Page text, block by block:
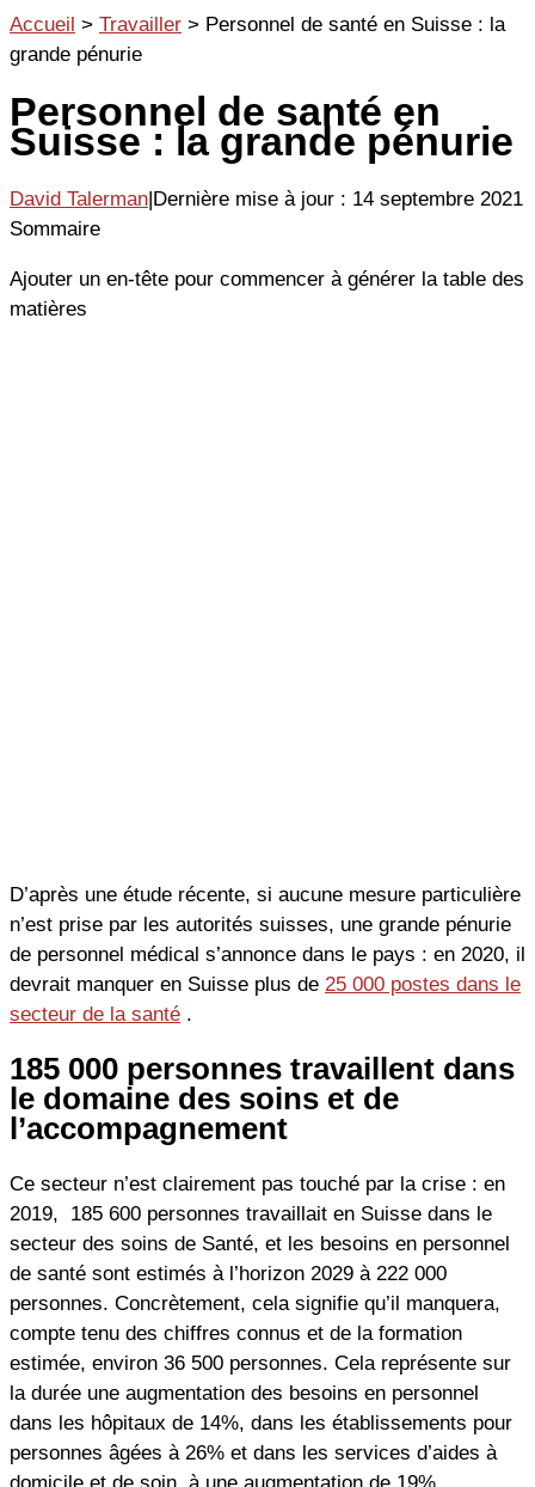
Aller
au
Accueil > Travailler > Personnel de santé en Suisse : la
grande pénurie
Personnel de santé en
Suisse : la grande pénurie
David Talerman|Dernière mise à jour : 14 septembre 2021
Sommaire
Ajouter un en-tête pour commencer à générer la table des
matières
D’après une étude récente, si aucune mesure particulière
n’est prise par les autorités suisses, une grande pénurie
de personnel médical s’annonce dans le pays : en 2020, il
devrait manquer en Suisse plus de 25 000 postes dans le
secteur de la santé .
185 000 personnes travaillent dans
le domaine des soins et de
l’accompagnement
Ce secteur n’est clairement pas touché par la crise : en
2019, 185 600 personnes travaillait en Suisse dans le
secteur des soins de Santé, et les besoins en personnel
de santé sont estimés à l’horizon 2029 à 222 000
personnes. Concrètement, cela signifie qu’il manquera,
compte tenu des chiffres connus et de la formation
estimée, environ 36 500 personnes. Cela représente sur
la durée une augmentation des besoins en personnel
dans les hôpitaux de 14%, dans les établissements pour
personnes âgées à 26% et dans les services d’aides à